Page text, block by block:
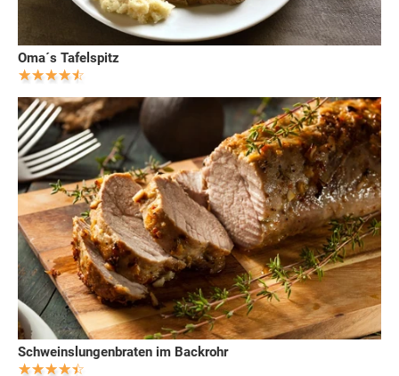
Oma´s Tafelspitz
Schweinslungenbraten im Backrohr